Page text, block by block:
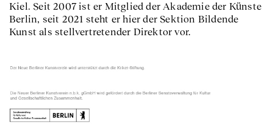
Kiel. Seit 2007 ist er Mitglied der Akademie der Künste
Berlin, seit 2021 steht er hier der Sektion Bildende
Kunst als stellvertretender Direktor vor.